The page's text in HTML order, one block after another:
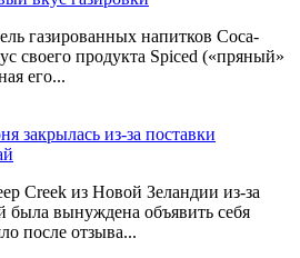
газированных напитков Coca-
своего продукта Spiced («пряный»
его...
закрылась из-за поставки
Creek из Новой Зеландии из-за
была вынуждена объявить себя
после отзыва...